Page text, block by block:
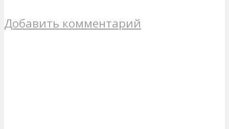
Добавить комментарий